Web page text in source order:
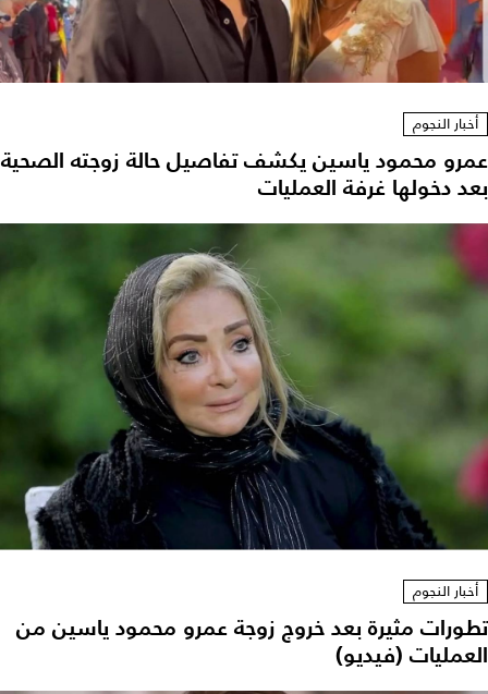
أخبار النجوم
عمرو محمود ياسين يكشف تفاصيل حالة زوجته الصحية
بعد دخولها غرفة العمليات
أخبار النجوم
تطورات مثيرة بعد خروج زوجة عمرو محمود ياسين من
العمليات (فيديو)